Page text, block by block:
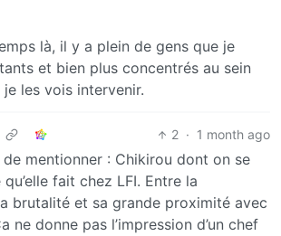
là, il y a plein de gens que je
et bien plus concentrés au sein
je les vois intervenir.
2 · 1 month ago
de mentionner : Chikirou dont on se
fait chez LFI. Entre la
brutalité et sa grande proximité avec
ne donne pas l’impression d’un chef